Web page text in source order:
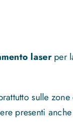
laserper
sulle
presenti